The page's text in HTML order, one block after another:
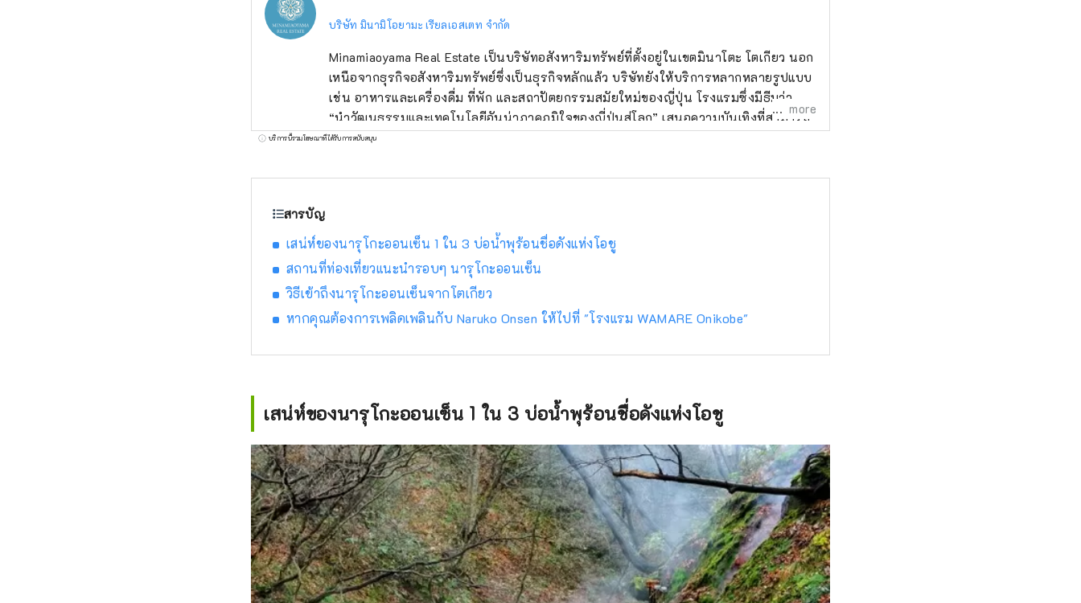
บริษัท มินามิโอยามะ เรียลเอสเตท จำกัด
Minamiaoyama Real Estate เป็นบริษัทอสังหาริมทรัพย์ที่ตั้งอยู่ในเขตมินาโตะ โตเกียว นอก
เหนือจากธุรกิจอสังหาริมทรัพย์ซึ่งเป็นธุรกิจหลักแล้ว บริษัทยังให้บริการหลากหลายรูปแบบ
เช่น อาหารและเครื่องดื่ม ที่พัก และสถาปัตยกรรมสมัยใหม่ของญี่ปุ่น โรงแรมซึ่งมีธีมว่า
“นำวัฒนธรรมและเทคโนโลยีอันน่าภาคภูมิใจของญี่ปุ่นสู่โลก” เสนอความบันเทิงที่สามารถ
เพลิดเพลินได้ด้วยประสาทสัมผัสทั้งห้า รวมถึงประสบการณ์การเข้าพักที่ได้รับการออกแบบ
มาจากอาคารแบบตะวันตกจากประมาณปี พ.ศ. 2443 เมื่อกล่าวกันว่าวัฒนธรรมตะวันตกได้
more
บริการนี้รวมโฆษณาที่ได้รับการสนับสนุน
สารบัญ
เสน่ห์ของนารุโกะออนเซ็น 1 ใน 3 บ่อน้ำพุร้อนชื่อดังแห่งโอชู
สถานที่ท่องเที่ยวแนะนำรอบๆ นารุโกะออนเซ็น
วิธีเข้าถึงนารุโกะออนเซ็นจากโตเกียว
หากคุณต้องการเพลิดเพลินกับ Naruko Onsen ให้ไปที่ "โรงแรม WAMARE Onikobe"
เสน่ห์ของนารุโกะออนเซ็น 1 ใน 3 บ่อน้ำพุร้อนชื่อดังแห่งโอชู